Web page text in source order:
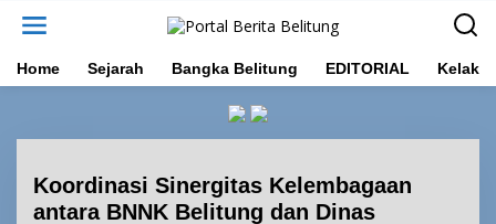
t
Home Sejarah Bangka Belitung EDITORIAL Kelakar
Koordinasi Sinergitas Kelembagaan
antara BNNK Belitung dan Dinas